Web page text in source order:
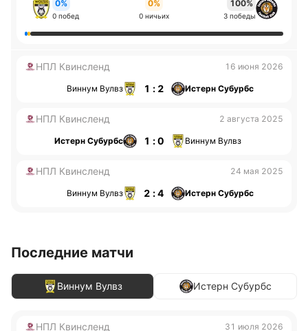
0%
0 побед
0%
0 ничьих
100%
3 победы
НПЛ Квинсленд 16 июня 2026
Виннум Вулвз 1 : 2 Истерн Субурбс
НПЛ Квинсленд 2 августа 2025
Истерн Субурбс 1 : 0 Виннум Вулвз
НПЛ Квинсленд 24 мая 2025
Виннум Вулвз 2 : 4 Истерн Субурбс
Последние матчи
Виннум Вулвз Истерн Субурбс
НПЛ Квинсленд 31 июля 2026